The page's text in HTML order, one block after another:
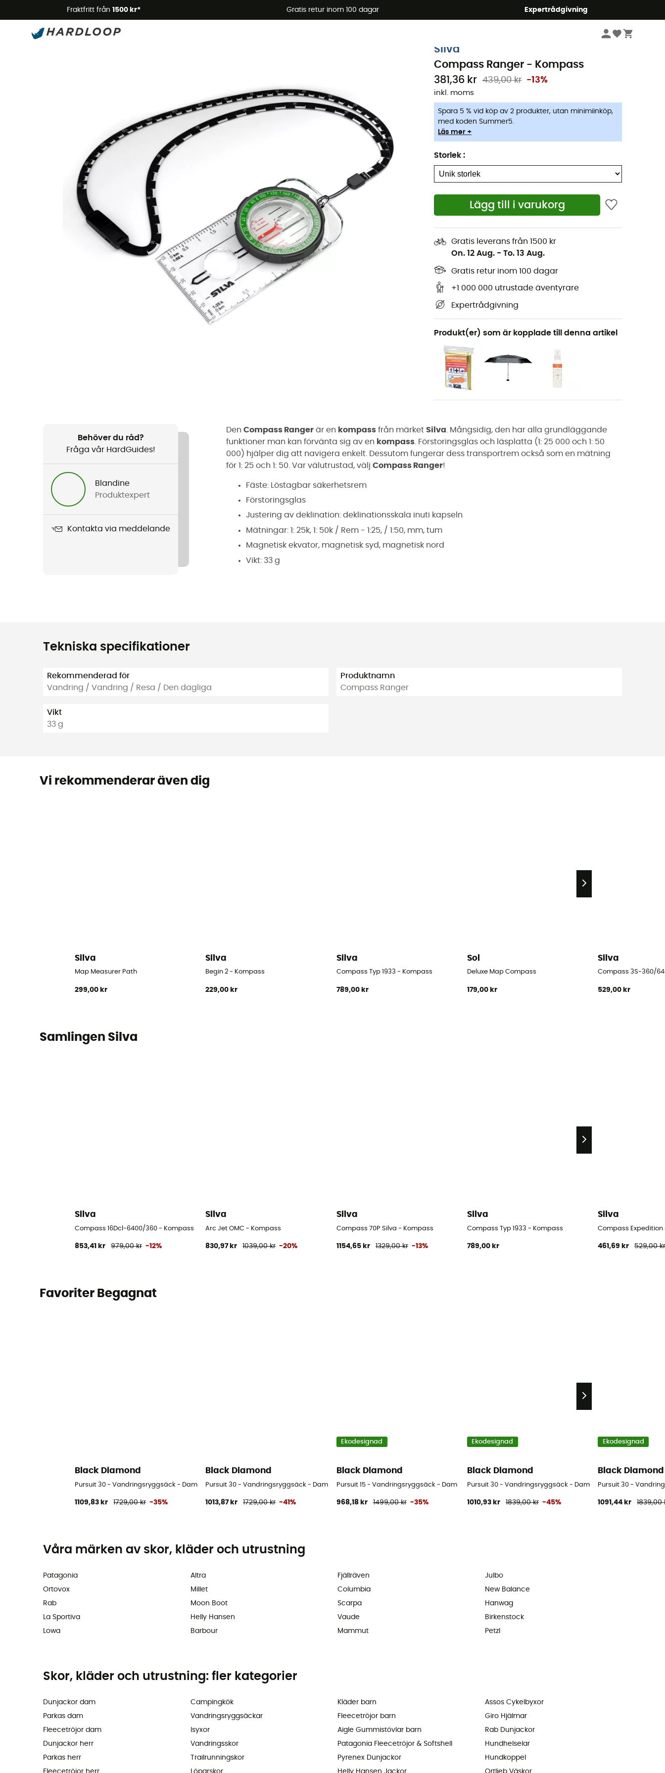
Fraktfritt från 1500 kr* Gratis retur inom 100 dagar Expertrådgivning
Sommarerbjudanden 🔥 -5 % EXTRA vid köp av 2 produkter* kod Summer5
Silva
Compass Ranger - Kompass
381,36 kr 439,00 kr -13%
inkl. moms
Spara 5 % vid köp av 2 produkter, utan minimiinköp,
med koden Summer5.
Läs mer +
Storlek :
Lägg till i varukorg
Gratis leverans från 1500 kr
On. 12 Aug. - To. 13 Aug.
Gratis retur inom 100 dagar
+1 000 000 utrustade äventyrare
Expertrådgivning
Produkt(er) som är kopplade till denna artikel
Behöver du råd?
Fråga vår HardGuides!
Blandine
Produktexpert
Kontakta via meddelande
Den Compass Ranger är en kompass från märket Silva . Mångsidig, den har alla grundläggande
funktioner man kan förvänta sig av en kompass . Förstoringsglas och läsplatta (1: 25 000 och 1: 50
000) hjälper dig att navigera enkelt. Dessutom fungerar dess transportrem också som en mätning
för 1: 25 och 1: 50. Var välutrustad, välj Compass Ranger!
Fäste: Löstagbar säkerhetsrem
Förstoringsglas
Justering av deklination: deklinationsskala inuti kapseln
Mätningar: 1: 25k, 1: 50k / Rem - 1:25, / 1:50, mm, tum
Magnetisk ekvator, magnetisk syd, magnetisk nord
Vikt: 33 g
Tekniska specifikationer
Rekommenderad för
Vandring / Vandring / Resa / Den dagliga
Vikt
33 g
Produktnamn
Compass Ranger
Vi rekommenderar även dig
Silva
Map Measurer Path
299,00 kr
Silva
Begin 2 - Kompass
229,00 kr
Silva
Compass Typ 1933 - Kompass
789,00 kr
Sol
Deluxe Map Compass
179,00 kr
Silva
Compass 3S-360/
529,00 kr
Samlingen Silva
Silva
Compass 16Dcl-6400/360 - Kompass
853,41 kr 979,00 kr -12%
Silva
Arc Jet OMC - Kompass
830,97 kr 1039,00 kr -20%
Silva
Compass 70P Silva - Kompass
1154,65 kr 1329,00 kr -13%
Silva
Compass Typ 1933 - Kompass
789,00 kr
Silva
Compass
461,69 kr 529,00
Favoriter Begagnat
Black Diamond
Pursuit 30 - Vandringsryggsäck - Dam
1109,83 kr 1729,00 kr -35%
Black Diamond
Pursuit 30 - Vandringsryggsäck - Dam
1013,87 kr 1729,00 kr -41%
Ekodesignad
Black Diamond
Pursuit 15 - Vandringsryggsäck - Dam
968,18 kr 1499,00 kr -35%
Ekodesignad
Black Diamond
Pursuit 30 - Vandringsryggsäck - Dam
1010,93 kr 1839,00 kr -45%
Ekodesignad
Black Diamond
Pursuit 30 -
1091,44 kr 1839,00
Våra märken av skor, kläder och utrustning
Patagonia
Ortovox
Rab
La Sportiva
Lowa
Altra
Millet
Moon Boot
Helly Hansen
Barbour
Fjällräven
Columbia
Scarpa
Vaude
Mammut
Julbo
New Balance
Hanwag
Birkenstock
Petzl
Skor, kläder och utrustning: fler kategorier
Dunjackor dam
Parkas dam
Fleecetröjor dam
Dunjackor herr
Parkas herr
Fleecetröjor herr
Campingkök
Vandringsryggsäckar
Isyxor
Vandringsskor
Trailrunningskor
Löparskor
Kläder barn
Fleecetröjor barn
Aigle Gummistövlar barn
Patagonia Fleecetröjor & Softshell
Pyrenex Dunjackor
Helly Hansen Jackor
Assos Cykelbyxor
Giro Hjälmar
Rab Dunjackor
Hundhelselar
Hundkoppel
Ortlieb Väskor